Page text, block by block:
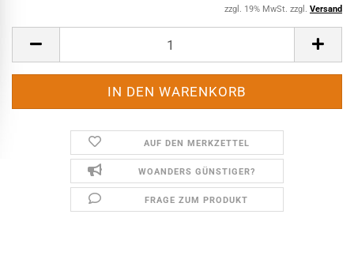
zzgl. 19% MwSt. zzgl. Versand
AUF DEN MERKZETTEL
WOANDERS GÜNSTIGER?
FRAGE ZUM PRODUKT